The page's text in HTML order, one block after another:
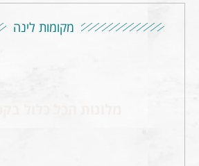
מקומות לינה